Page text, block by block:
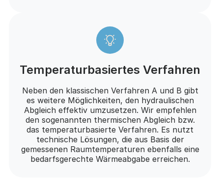
Temperaturbasiertes Verfahren
Neben den klassischen Verfahren A und B gibt
es weitere Möglichkeiten, den hydraulischen
Abgleich effektiv umzusetzen. Wir empfehlen
den sogenannten thermischen Abgleich bzw.
das temperaturbasierte Verfahren. Es nutzt
technische Lösungen, die aus Basis der
gemessenen Raumtemperaturen ebenfalls eine
bedarfsgerechte Wärmeabgabe erreichen.